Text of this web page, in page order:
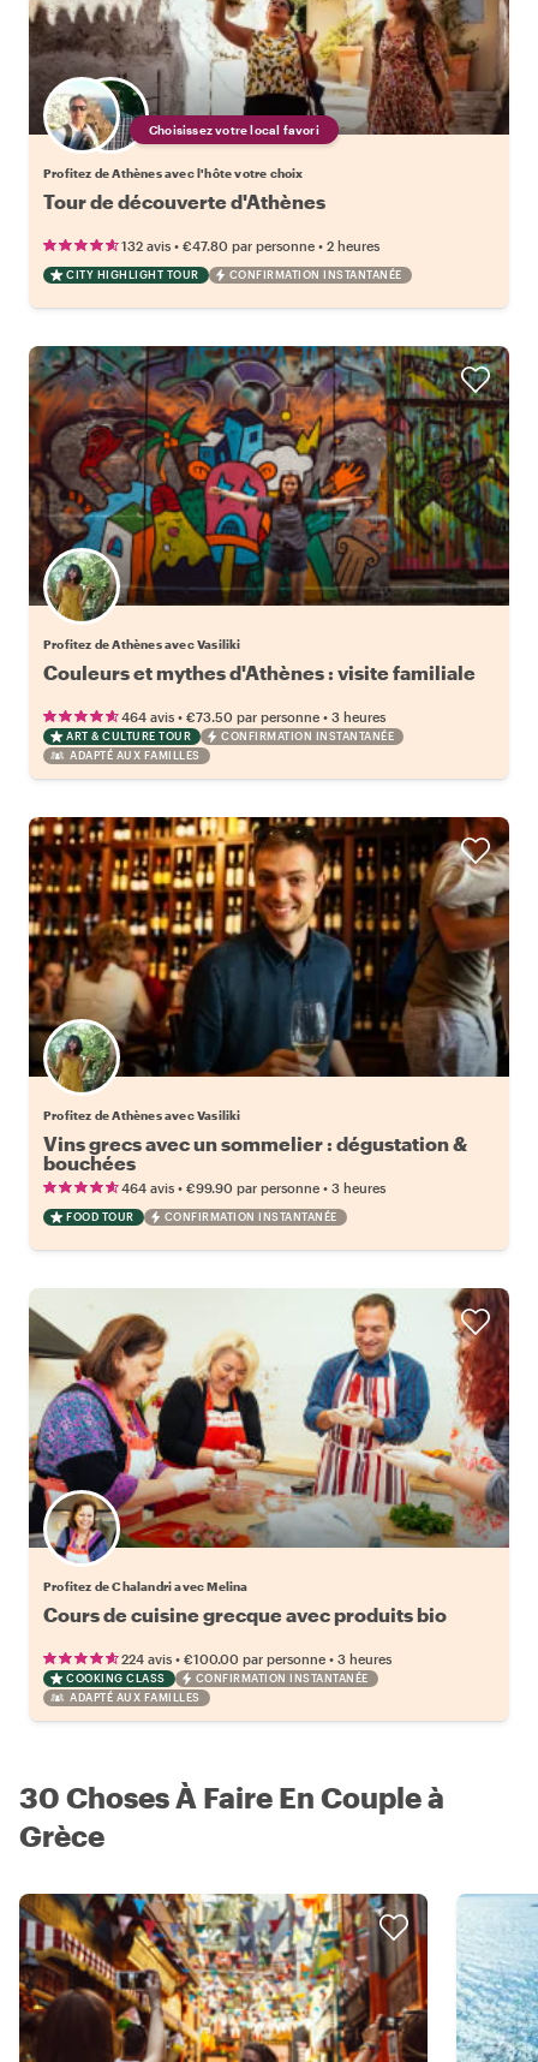
Choisissez votre local favori
Profitez de Athènes avec l'hôte votre choix
Tour de découverte d'Athènes
132 avis • €47.80 par personne • 2 heures
CITY HIGHLIGHT TOUR CONFIRMATION INSTANTANÉE
Profitez de Athènes avec Vasiliki
Couleurs et mythes d'Athènes : visite familiale
464 avis • €73.50 par personne • 3 heures
ART & CULTURE TOUR
CONFIRMATION INSTANTANÉE
ADAPTÉ AUX FAMILLES
Profitez de Athènes avec Vasiliki
Vins grecs avec un sommelier : dégustation &
bouchées
464 avis • €99.90 par personne • 3 heures
FOOD TOUR CONFIRMATION INSTANTANÉE
Profitez de Chalandri avec Melina
Cours de cuisine grecque avec produits bio
224 avis • €100.00 par personne • 3 heures
COOKING CLASS
CONFIRMATION INSTANTANÉE
ADAPTÉ AUX FAMILLES
30 Choses À Faire En Couple à
Grèce